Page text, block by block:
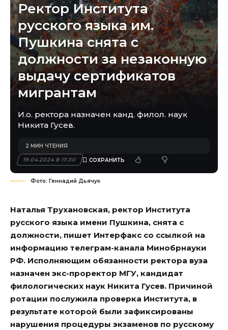
Ректор Института
русского языка им.
Пушкина снята с
должности за незаконную
выдачу сертификатов
мигрантам
И.о. ректора назначен канд. филол. наук
Никита Гусев.
19.04.2024 В 17:30
2 МИН ЧТЕНИЯ
Фото: Геннадий Дьячук
Наталья Трухановская, ректор Института
русского языка имени Пушкина, снята с
должности, пишет Интерфакс со ссылкой на
информацию телеграм-канала Минобрнауки
РФ. Исполняющим обязанности ректора вуза
назначен экс-проректор МГУ, кандидат
филологических наук Никита Гусев. Причиной
ротации послужила проверка Института, в
результате которой были зафиксированы
нарушения процедуры экзаменов по русскому